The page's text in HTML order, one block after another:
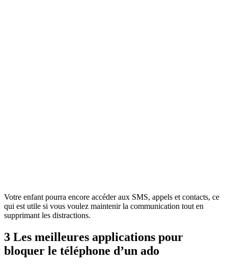
Votre enfant pourra encore accéder aux SMS, appels et contacts, ce
qui est utile si vous voulez maintenir la communication tout en
supprimant les distractions.
3 Les meilleures applications pour
bloquer le téléphone d’un ado